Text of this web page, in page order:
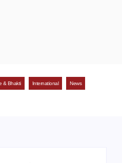
& Bhakti International News